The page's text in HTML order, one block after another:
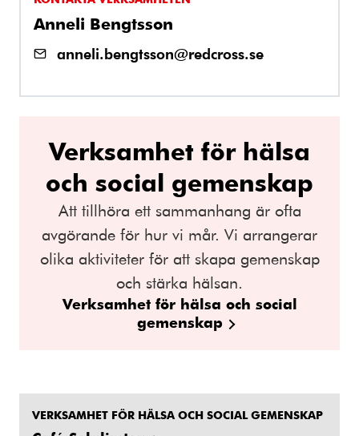
Anneli Bengtsson
anneli.bengtsson@redcross.se
Verksamhet för hälsa
och social gemenskap
Att tillhöra ett sammanhang är ofta
avgörande för hur vi mår. Vi arrangerar
olika aktiviteter för att skapa gemenskap
och stärka hälsan.
Verksamhet för hälsa och social
gemenskap
VERKSAMHET FÖR HÄLSA OCH SOCIAL GEMENSKAP